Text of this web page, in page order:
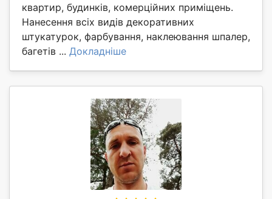
квартир, будинків, комерційних приміщень.
Нанесення всіх видів декоративних
штукатурок, фарбування, наклеювання шпалер,
багетів ... Докладніше